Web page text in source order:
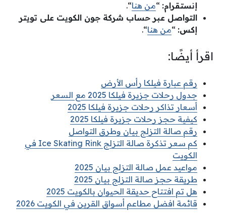
إنستقرام: “من هنا“.
التواصل عبر حساب شركة جون الكويت على تويتر
إكس: “من هنا“.
اقرأ أيضًا:
رقم عبارة فيلكا رأس الأرض
جدول رحلات جزيرة فيلكا 2025 مع السعر
أسعار تذاكر رحلات جزيرة فيلكا 2025
كيفية حجز رحلات جزيرة فيلكا 2025
رقم صالة التزلج بيان وطرق التواصل
كم سعر تذكرة صالة التزلج Ice Skating Rink في
الكويت
مواعيد عمل صالة التزلج بيان 2025
طريقة حجز صالة التزلج بيان 2025
هل تم افتتاح حديقة الحيوان بالكويت 2025
قائمة افضل مطاعم أسواق القرين في الكويت 2026